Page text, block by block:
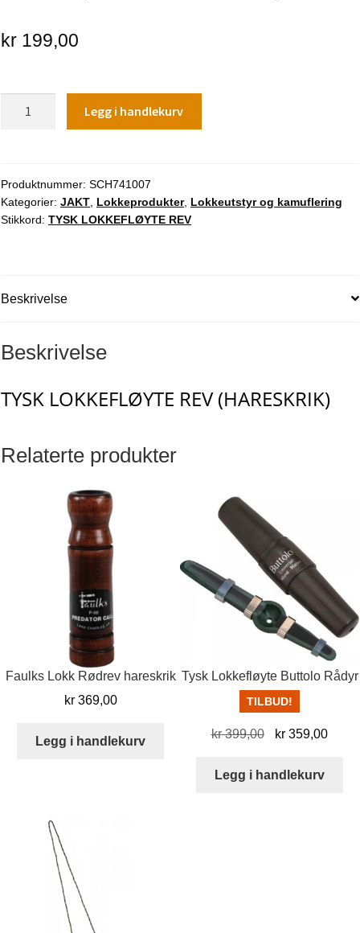
kr 199,00
antall
Legg i handlekurv
Produktnummer: SCH741007
Kategorier: JAKT Lokkeprodukter, Lokkeutstyr og kamuflering
Stikkord: TYSK LOKKEFLØYTE REV
Beskrivelse
Beskrivelse
TYSK LOKKEFLØYTE REV (HARESKRIK)
Relaterte produkter
Faulks Lokk Rødrev hareskrik
kr369,00
Legg i handlekurv
Tysk Lokkefløyte Buttolo Rådyr
TILBUD!
kr399,00
Opprinnelig
var:
kr 359,00
Legg i handlekurv